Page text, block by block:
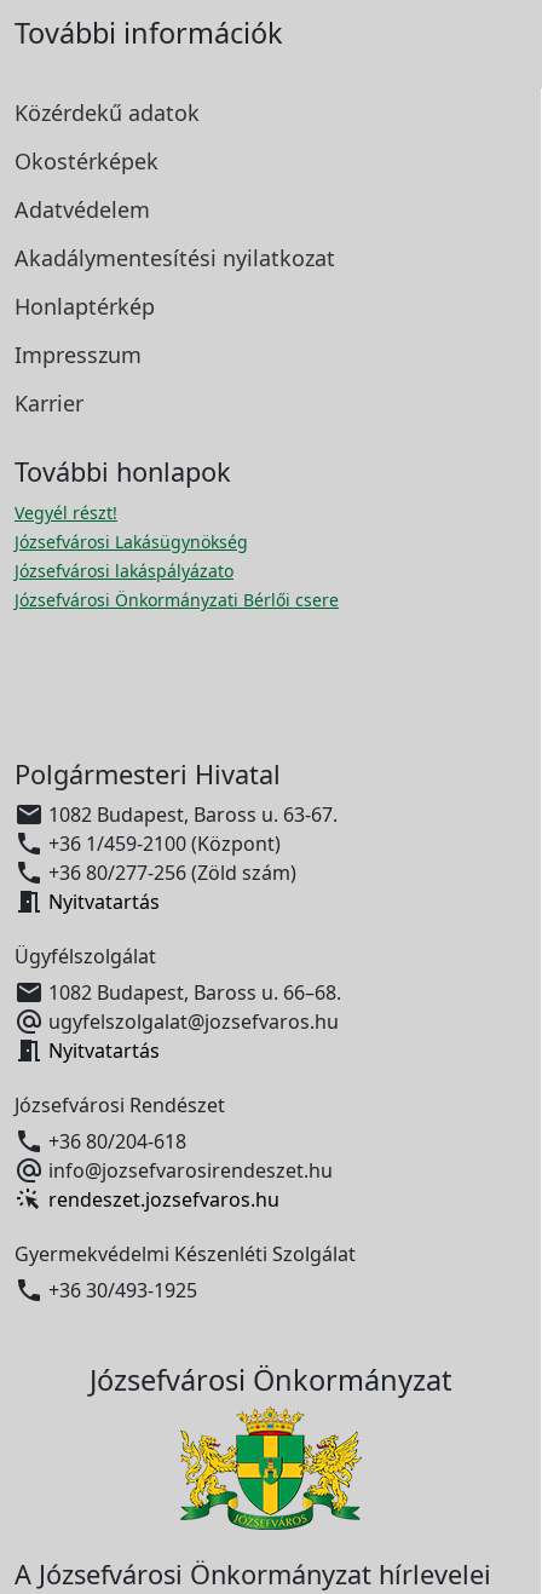
További információk
Közérdekű adatok
Okostérképek
Adatvédelem
Akadálymentesítési nyilatkozat
Honlaptérkép
Impresszum
Karrier
További honlapok
Vegyél részt!
Józsefvárosi Lakásügynökség
Józsefvárosi lakáspályázato
Józsefvárosi Önkormányzati Bérlői csere
Polgármesteri Hivatal
 1082 Budapest, Baross u. 63-67.
 +36 1/459-2100 (Központ)
 +36 80/277-256 (Zöld szám)
 Nyitvatartás
Ügyfélszolgálat
 1082 Budapest, Baross u. 66–68.
 ugyfelszolgalat@jozsefvaros.hu
 Nyitvatartás
Józsefvárosi Rendészet
 +36 80/204-618
 info@jozsefvarosirendeszet.hu
rendeszet.jozsefvaros.hu
Gyermekvédelmi Készenléti Szolgálat
 +36 30/493-1925
Józsefvárosi Önkormányzat
A Józsefvárosi Önkormányzat hírlevelei